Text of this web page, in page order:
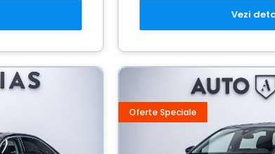
Vezi
Oferte Speciale